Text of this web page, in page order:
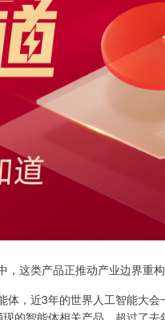
，这类产品正推动产业边界重构
体，近3年的世界人工智能大
的智能体相关产品，超过了去